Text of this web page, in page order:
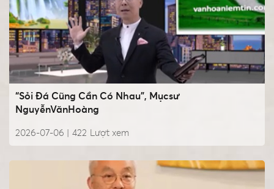
“Sỏi Đá Cũng Cần Có Nhau”, Mụcsư
NguyễnVănHoàng
2026-07-06 | Lượt xem
422